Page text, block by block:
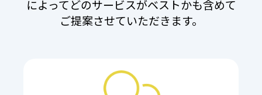
によってどのサービスがベストかも含めて
ご提案させていただきます。